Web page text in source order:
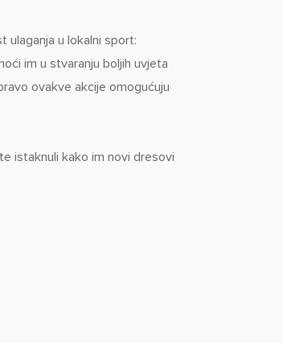
ulaganja u lokalni sport:
im u stvaranju boljih uvjeta
ovakve akcije omogućuju
istaknuli kako im novi dresovi